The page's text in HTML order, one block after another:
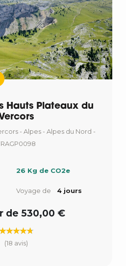
Hauts Plateaux du
- Alpes - Alpes du Nord -
26 Kg de CO2e
Voyage de 4 jours
de 530,00 €
(18 avis)